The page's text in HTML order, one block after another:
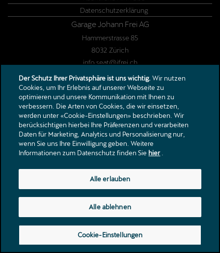
Hammerstrasse 85
8032 Zürich
info.seat@jfrei.ch
Tel.:
+41 44 381 18 00
Datenschutzerklärung
Der Schutz Ihrer Privatsphäre ist uns wichtig. Wir nutzen
Cookies, um Ihr Erlebnis auf unserer Webseite zu
optimieren und unsere Kommunikation mit Ihnen zu
verbessern. Die Arten von Cookies, die wir einsetzen,
werden unter «Cookie-Einstellungen» beschrieben. Wir
berücksichtigen hierbei Ihre Präferenzen und verarbeiten
Daten für Marketing, Analytics und Personalisierung nur,
wenn Sie uns Ihre Einwilligung geben. Weitere
Informationen zum Datenschutz finden Sie hier.
Cookie-Einstellungen
Alle ablehnen
Alle erlauben